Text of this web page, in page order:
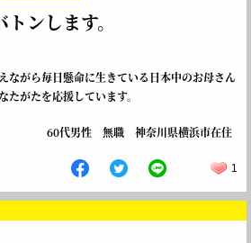
トンします。
ながら毎日懸命に生きている日本中のお母さん
たがたを応援しています。
60代男性 無職 神奈川県横浜市在住
1